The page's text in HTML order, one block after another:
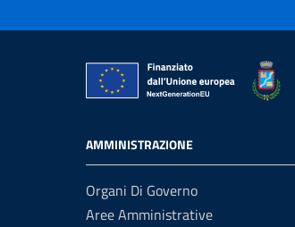
AMMINISTRAZIONE
Organi Di Governo
Aree Amministrative